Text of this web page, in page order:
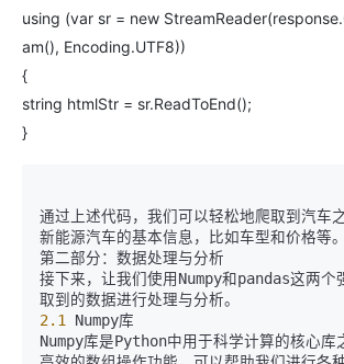
using (var sr = new
am(), Encoding.UTF8))
{
string htmlStr = sr.ReadToEnd();
}
通过上述代码，我们可以轻松地爬取到汽车
新能源汽车的基本信息，比如车型和价格等。
第二部分：数据处理与分析
接下来，让我们使用Numpy和pandas这两个
2.1
Numpy库
Numpy库是Python中用于科学计算的核心库